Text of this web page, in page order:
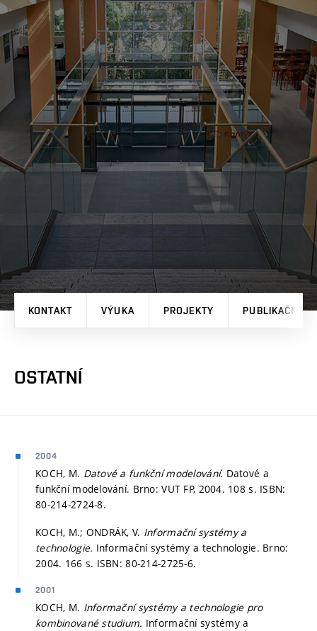
KONTAKT VÝUKA PROJEKTY PUBLIKAČNÍ
OSTATNÍ
2004
KOCH, M. Datové a funkční modelování. Datové a
funkční modelování. Brno: VUT FP, 2004. 108 s. ISBN:
80-214-2724-8.
KOCH, M.; ONDRÁK, V. Informační systémy a
technologie. Informační systémy a technologie. Brno:
2004. 166 s. ISBN: 80-214-2725-6.
2001
KOCH, M. Informační systémy a technologie pro
kombinované studium. Informační systémy a